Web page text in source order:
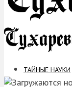
ТАЙНЫЕ НАУКИ